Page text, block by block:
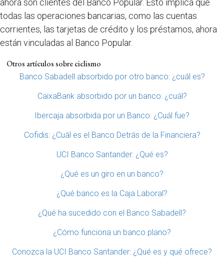
ahora son clientes del Banco Popular. Esto implica que
todas las operaciones bancarias, como las cuentas
corrientes, las tarjetas de crédito y los préstamos, ahora
están vinculadas al Banco Popular.
Otros artículos sobre ciclismo
Banco Sabadell absorbido por otro banco: ¿cuál es?
CaixaBank absorbido por un banco: ¿cuál?
Ibercaja absorbida por un Banco: ¿Cuál fue?
Cofidis: ¿Cuál es el Banco Detrás de la Financiera?
UCI Banco Santander: ¿Qué es?
¿Qué es un giro en un banco?
¿Qué banco es la Caja Laboral?
¿Qué ha sucedido con el Banco Sabadell?
¿Cómo funciona un banco plano?
Conozca la UCI Banco Santander: ¿Qué es y qué ofrece?